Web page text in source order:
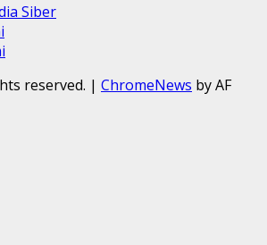
Siber
reserved. | ChromeNews by AF